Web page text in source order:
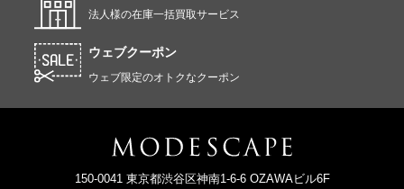
法人様の在庫一括買取サービス
ウェブクーポン
ウェブ限定のオトクなクーポン
150-0041 東京都渋谷区神南1-6-6 OZAWAビル6F